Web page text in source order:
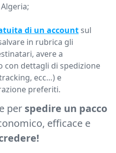
di un account sul
in rubrica gli
avere a
con dettagli di spedizione
ecc…) e
preferiti.
per spedire un pacco
efficace e